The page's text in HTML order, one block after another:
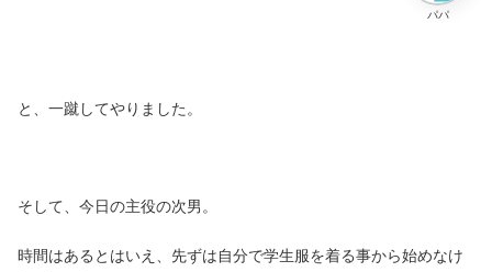
パパ
と、一蹴してやりました。
そして、今日の主役の次男。
時間はあるとはいえ、先ずは自分で学生服を着る事から始めなけ